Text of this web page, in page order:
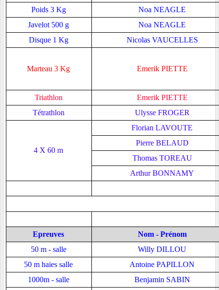
Poids 3 Kg
Noa NEAGLE
Javelot 500 g
Noa NEAGLE
Disque 1 Kg
Nicolas VAUCELLES
Marteau 3 Kg Emerik PIETTE
Triathlon
Emerik PIETTE
Tétrathlon
Ulysse FROGER
4 X 60 m
Florian LAVOUTE
Pierre BELAUD
Thomas TOREAU
Arthur BONNAMY
Epreuves
Nom - Prénom
50 m - salle
Willy DILLOU
50 m haies salle
Antoine PAPILLON
1000m - salle
Benjamin SABIN